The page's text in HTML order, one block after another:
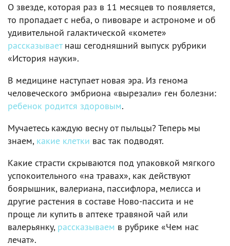
О звезде, которая раз в 11 месяцев то появляется,
то пропадает с неба, о пивоваре и астрономе и об
удивительной галактической «комете»
рассказываетнаш сегодняшний выпуск рубрики
«История науки».
В медицине наступает новая эра. Из генома
человеческого эмбриона «вырезали» ген болезни:
ребенок родится здоровым.
Мучаетесь каждую весну от пыльцы? Теперь мы
знаем, какие клетки вас так подводят.
Какие страсти скрываются под упаковкой мягкого
успокоительного «на травах», как действуют
боярышник, валериана, пассифлора, мелисса и
другие растения в составе Ново-пассита и не
проще ли купить в аптеке травяной чай или
валерьянку, рассказываем в рубрике «Чем нас
лечат».